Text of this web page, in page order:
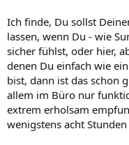
Ich finde, Du sollst
lassen, wenn Du - wie
sicher fühlst, oder hier,
denen Du einfach wie
bist, dann ist das schon
allem im Büro nur
extrem erholsam
wenigstens acht